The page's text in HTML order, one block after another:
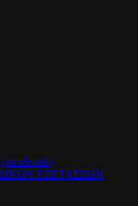
(pics&vids)
ΕΞΕΤΑΣΕΩΝ